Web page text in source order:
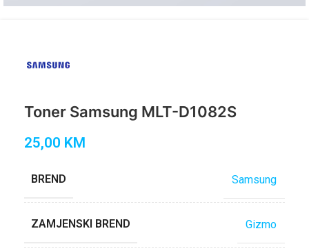
Toner Samsung MLT-D1082S
25,00 KM
BREND Samsung
ZAMJENSKI BREND Gizmo